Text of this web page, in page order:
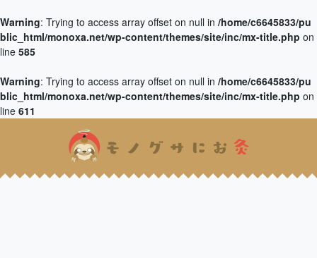
Warning: Trying to access array offset on null in /home/c6645833/pu
blic_html/monoxa.net/wp-content/themes/site/inc/mx-title.php on
line 585
Warning: Trying to access array offset on null in /home/c6645833/pu
blic_html/monoxa.net/wp-content/themes/site/inc/mx-title.php on
line 611